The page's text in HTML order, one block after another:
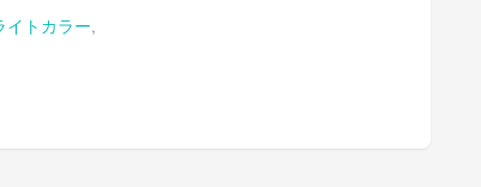
イトカラー,